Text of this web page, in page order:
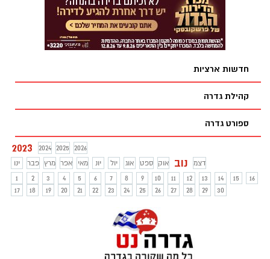
האמבולנסים והניידות לטיפול נמרץ ברחבי
הארץ יודבקו תמונות עם פני ושמות החטופים
המוחזקים בעזה
חדשות ארציות
קהילת גדרה
ספורט גדרה
2023 2024 2025
2026
ינו
פבר מרץ אפר מאי יונ יול אוג ספט אוק נוב
דצמ
1
2 3 4 5 6 7 8 9 10 11 12 13 14 15
16
17
18 19 20 21 22 23 24 25 26 27 28 29 30